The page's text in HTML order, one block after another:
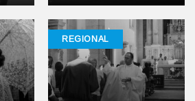
REGIONAL